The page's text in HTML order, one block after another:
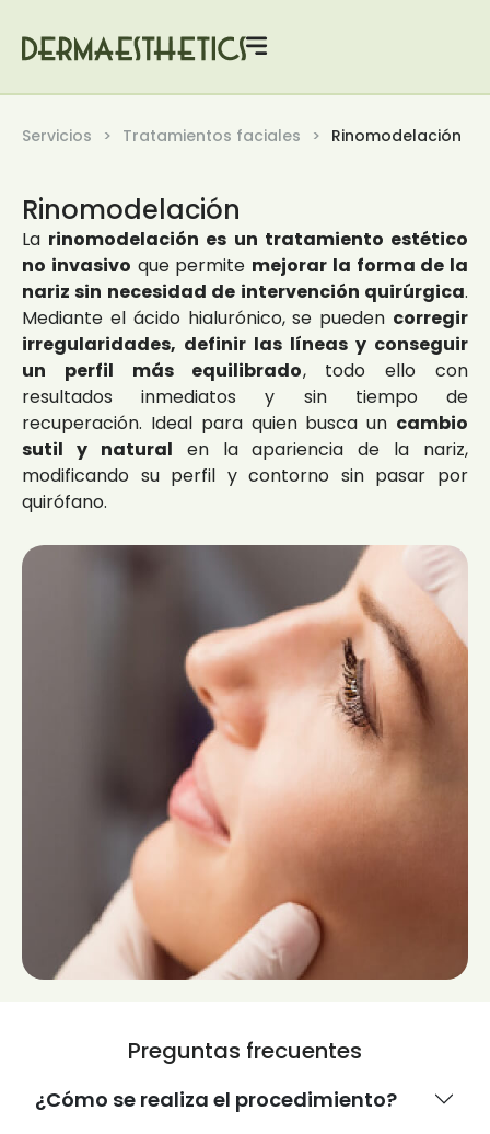
Servicios Tratamientos faciales Rinomodelación
Rinomodelación
La rinomodelación es un tratamiento estético
no invasivo que permite mejorar la forma de la
nariz sin necesidad de intervención quirúrgica.
Mediante el ácido hialurónico, se pueden corregir
irregularidades, definir las líneas y conseguir
un perfil más equilibrado, todo ello con
resultados inmediatos y sin tiempo de
recuperación. Ideal para quien busca un cambio
sutil y natural en la apariencia de la nariz,
modificando su perfil y contorno sin pasar por
quirófano.
Preguntas frecuentes
¿Cómo se realiza el procedimiento?